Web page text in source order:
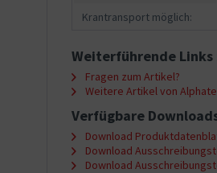
Krantransport möglich:
Weiterführende
Fragen zum Artikel?
Weitere Artikel von
Verfügbare
Download
Download
Download